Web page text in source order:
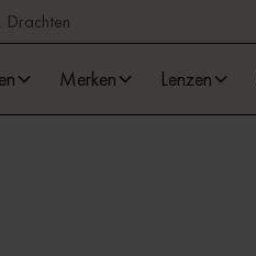
Drachten
Merken Lenzen